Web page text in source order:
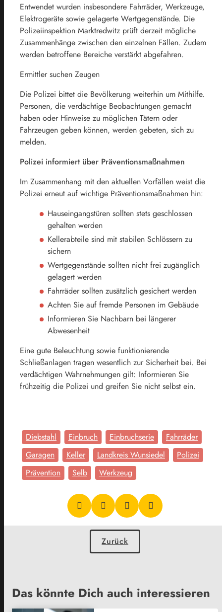
Entwendet wurden insbesondere Fahrräder, Werkzeuge,
Elektrogeräte sowie gelagerte Wertgegenstände. Die
Polizeiinspektion Marktredwitz prüft derzeit mögliche
Zusammenhänge zwischen den einzelnen Fällen. Zudem
werden betroffene Bereiche verstärkt abgefahren.
Ermittler suchen Zeugen
Die Polizei bittet die Bevölkerung weiterhin um Mithilfe.
Personen, die verdächtige Beobachtungen gemacht
haben oder Hinweise zu möglichen Tätern oder
Fahrzeugen geben können, werden gebeten, sich zu
melden.
Polizei informiert über Präventionsmaßnahmen
Im Zusammenhang mit den aktuellen Vorfällen weist die
Polizei erneut auf wichtige Präventionsmaßnahmen hin:
Hauseingangstüren sollten stets geschlossen
gehalten werden
Kellerabteile sind mit stabilen Schlössern zu
sichern
Wertgegenstände sollten nicht frei zugänglich
gelagert werden
Fahrräder sollten zusätzlich gesichert werden
Achten Sie auf fremde Personen im Gebäude
Informieren Sie Nachbarn bei längerer
Abwesenheit
Eine gute Beleuchtung sowie funktionierende
Schließanlagen tragen wesentlich zur Sicherheit bei. Bei
verdächtigen Wahrnehmungen gilt: Informieren Sie
frühzeitig die Polizei und greifen Sie nicht selbst ein.
Diebstahl Einbruch Einbruchserie
Fahrräder
Garagen
Keller Landkreis Wunsiedel
Polizei
Prävention
Selb Werkzeug
Zurück
Das könnte Dich auch interessieren